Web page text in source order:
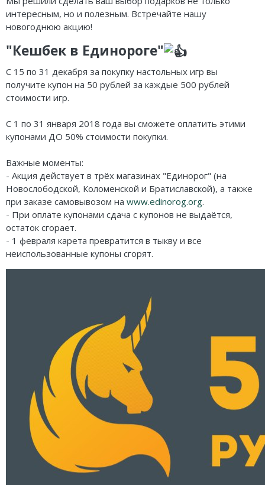
интересным, но и полезным. Встречайте нашу
новогоднюю акцию!
"Кешбек в Единороге"
С 15 по 31 декабря за покупку настольных игр вы
получите купон на 50 рублей за каждые 500 рублей
стоимости игр.
С 1 по 31 января 2018 года вы сможете оплатить этими
купонами ДО 50% стоимости покупки.
Важные моменты:
- Акция действует в трёх магазинах "Единорог" (на
Новослободской, Коломенской и Братиславской), а также
при заказе самовывозом на www.edinorog.org.
- При оплате купонами сдача с купонов не выдаётся,
остаток сгорает.
- 1 февраля карета превратится в тыкву и все
неиспользованные купоны сгорят.
Логические
Кооперативные
Стратегические
Приключения
Экономические
Детективные
Игры-квесты
Викторины
Для взрослых (18+)
О мышах и тайнах
Эволюция
Зельеварение
Стиль Жизни
Crowd Games
GaGa Games
Эврикус
Банда умников
Остальные серии
Пиксель Тактикс
Саграда